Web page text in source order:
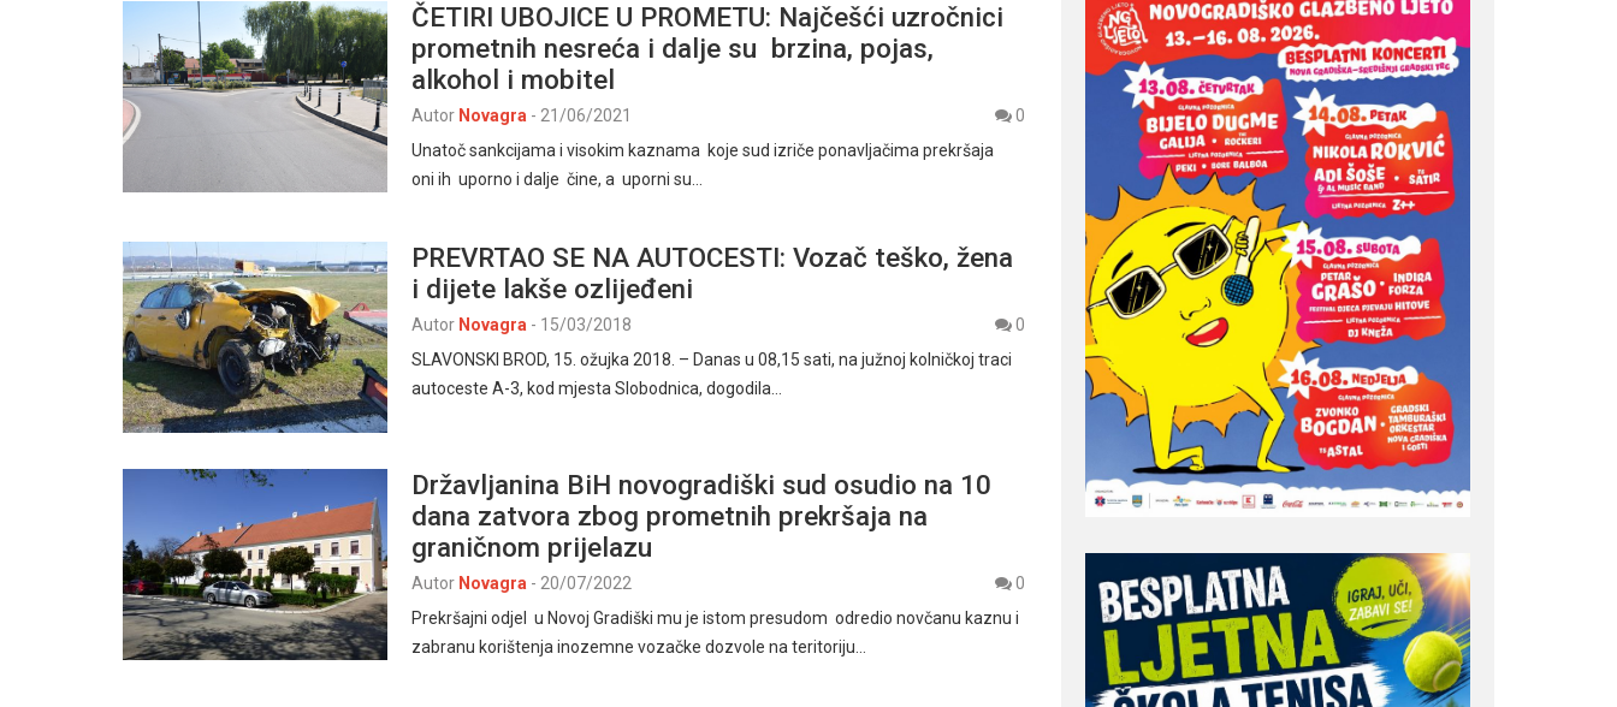
ČETIRI UBOJICE U PROMETU: Najčešći uzročnici
prometnih nesreća i dalje su brzina, pojas,
alkohol i mobitel
Autor Novagra - 21/06/2021
0
Unatoč sankcijama i visokim kaznama koje sud izriče ponavljačima prekršaja
oni ih uporno i dalje čine, a uporni su…
PREVRTAO SE NA AUTOCESTI: Vozač teško, žena
i dijete lakše ozlijeđeni
Autor Novagra - 15/03/2018
0
SLAVONSKI BROD, 15. ožujka 2018. – Danas u 08,15 sati, na južnoj kolničkoj traci
autoceste A-3, kod mjesta Slobodnica, dogodila…
Državljanina BiH novogradiški sud osudio na 10
dana zatvora zbog prometnih prekršaja na
graničnom prijelazu
Autor Novagra - 20/07/2022
0
Prekršajni odjel u Novoj Gradiški mu je istom presudom odredio novčanu kaznu i
zabranu korištenja inozemne vozačke dozvole na teritoriju…